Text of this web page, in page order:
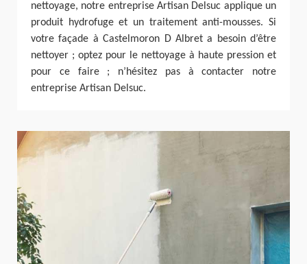
nettoyage, notre entreprise Artisan Delsuc applique un
produit hydrofuge et un traitement anti-mousses. Si
votre façade à Castelmoron D Albret a besoin d’être
nettoyer ; optez pour le nettoyage à haute pression et
pour ce faire ; n’hésitez pas à contacter notre
entreprise Artisan Delsuc.